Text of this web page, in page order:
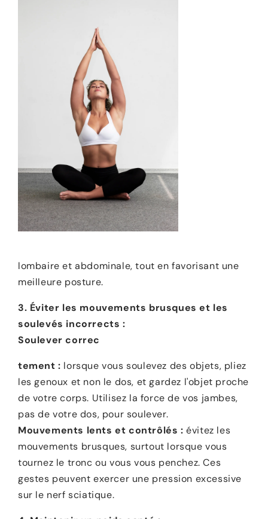
lombaire et abdominale, tout en favorisant une
meilleure posture.
3. Éviter les mouvements brusques et les
soulevés incorrects :
Soulever correc
tement : lorsque vous soulevez des objets, pliez
les genoux et non le dos, et gardez l'objet proche
de votre corps. Utilisez la force de vos jambes,
pas de votre dos, pour soulever.
Mouvements lents et contrôlés : évitez les
mouvements brusques, surtout lorsque vous
tournez le tronc ou vous vous penchez. Ces
gestes peuvent exercer une pression excessive
sur le nerf sciatique.